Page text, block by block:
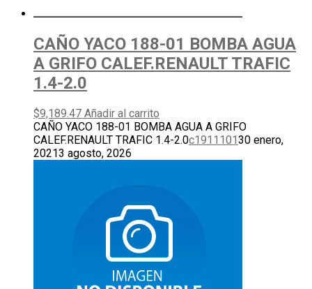
CAÑO YACO 188-01 BOMBA AGUA
A GRIFO CALEF.RENAULT TRAFIC
1.4-2.0
$9,189.47 Añadir al carrito
CAÑO YACO 188-01 BOMBA AGUA A GRIFO
CALEF.RENAULT TRAFIC 1.4-2.0c1911101 30 enero,
20213 agosto, 2026